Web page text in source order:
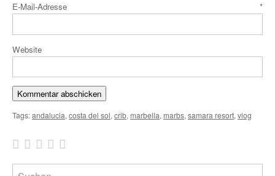
E-Mail-Adresse *
Website
Tags:andalucia, costa del sol, crib, marbella, marbs, samara resort, vlog